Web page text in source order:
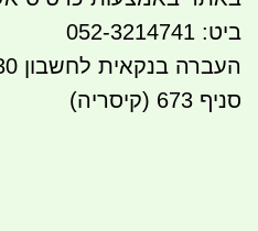
ביט: 052-3214741
סניף 673 (קיסריה)